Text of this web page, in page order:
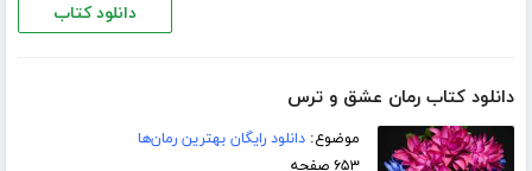
دانلود کتاب
دانلود کتاب رمان عشق و ترس
موضوع:دانلود رایگان بهترین رمان‌ها
۶۵۳ صفحه